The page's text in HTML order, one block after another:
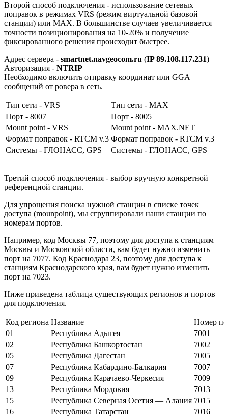
Второй способ подключения - использование сетевых
поправок в режимах VRS (режим виртуальной базовой
станции) или МАХ. В большинстве случаев увеличивается
точности позиционирования на 10-20% и получение
фиксированного решения происходит быстрее.
Адрес сервера - smartnet.navgeocom.ru (IP 89.108.117.231)
Авторизация - NTRIP
Необходимо включить отправку координат или GGA
сообщений от ровера в сеть.
Тип сети - VRS
Тип сети - МАХ
Порт - 8007
Порт - 8005
Mount point - VRS
Mount point - MAX.NET
Формат поправок - RTCM v.3 Формат поправок - RTCM v.3
Системы - ГЛОНАСС, GPS
Системы - ГЛОНАСС, GPS
Третий способ подключения - выбор вручную конкретной
референцной станции.
Для упрощения поиска нужной станции в списке точек
доступа (mounpoint), мы сгруппировали наши станции по
номерам портов.
Например, код Москвы 77, поэтому для доступа к станциям
Москвы и Московской области, вам будет нужно изменить
порт на 7077. Код Краснодара 23, поэтому для доступа к
станциям Краснодарского края, вам будет нужно изменить
порт на 7023.
Ниже приведена таблица существующих регионов и портов
для подключения.
Код региона Название
Номер
01
Республика Адыгея
7001
02
Республика Башкортостан
7002
05
Республика Дагестан
7005
07
Республика Кабардино-Балкария
7007
09
Республика Карачаево-Черкесия
7009
13
Республика Мордовия
7013
15
Республика Северная Осетия — Алания 7015
16
Республика Татарстан
7016